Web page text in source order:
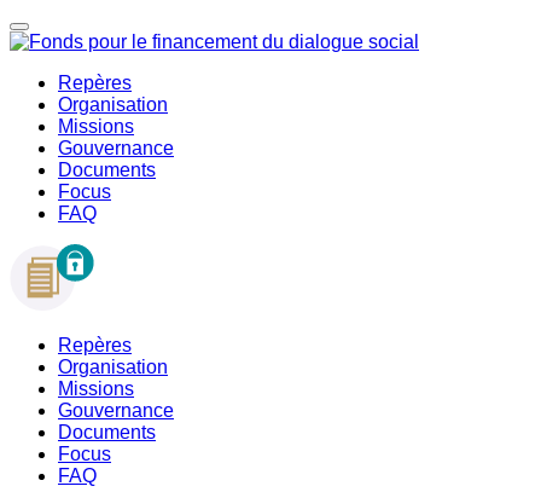
Repères
Organisation
Missions
Gouvernance
Documents
Focus
FAQ
Repères
Organisation
Missions
Gouvernance
Documents
Focus
FAQ